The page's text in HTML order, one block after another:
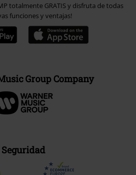
totalmente GRATIS y disfruta de todas
funciones y ventajas!
Group Company
Seguridad